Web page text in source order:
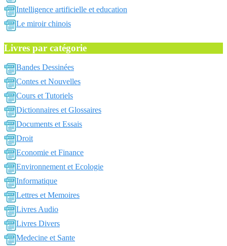
Intelligence artificielle et education
Le miroir chinois
Livres par catégorie
Bandes Dessinées
Contes et Nouvelles
Cours et Tutoriels
Dictionnaires et Glossaires
Documents et Essais
Droit
Economie et Finance
Environnement et Ecologie
Informatique
Lettres et Memoires
Livres Audio
Livres Divers
Medecine et Sante